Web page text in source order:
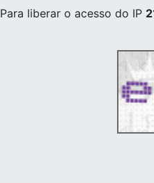
Para liberar o acesso do IP